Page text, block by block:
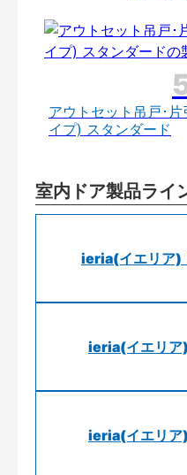
アウトセット吊戸･
イプ) スタンダード
室内ドア製品ライ
ieria(イエリア)
ieria(イエリア
ieria(イエリア